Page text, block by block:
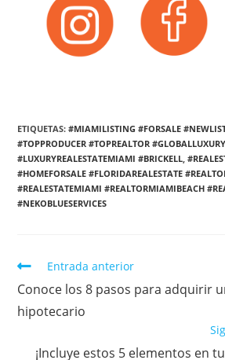
ETIQUETAS:#MIAMILISTING #FORSALE
#TOPPRODUCER #TOPREALTOR #GLOBALLUXURY
#LUXURYREALESTATEMIAMI #BRICKELL,
#HOMEFORSALE #FLORIDAREALESTATE
#REALESTATEMIAMI #REALTORMIAMIBEACH
#NEKOBLUESERVICES
Entrada anterior
Conoce los 8 pasos para adquirir
hipotecario
¡Incluye estos 5 elementos en